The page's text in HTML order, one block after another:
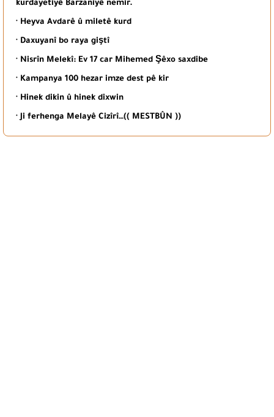
kurdayetiyê Barzaniyê nemir.
· Heyva Avdarê û miletê kurd
· Daxuyanî bo raya giştî
· Nisrîn Melekî: Ev 17 car Mihemed Şêxo saxdibe
· Kampanya 100 hezar imze dest pê kir
· Hinek dikin û hinek dixwin
· Ji ferhenga Melayê Cizîrî…(( MESTBÛN ))